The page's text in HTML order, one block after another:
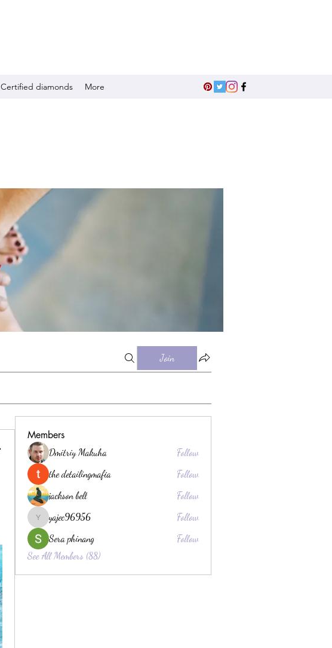
Certified diamonds More
Join
Members
Dmitriy Makuha
Follow
the detailingmafia
Follow
jackson bell
Follow
yajec96956
yajec96956
Follow
Sera phinang
Follow
See All Members (88)